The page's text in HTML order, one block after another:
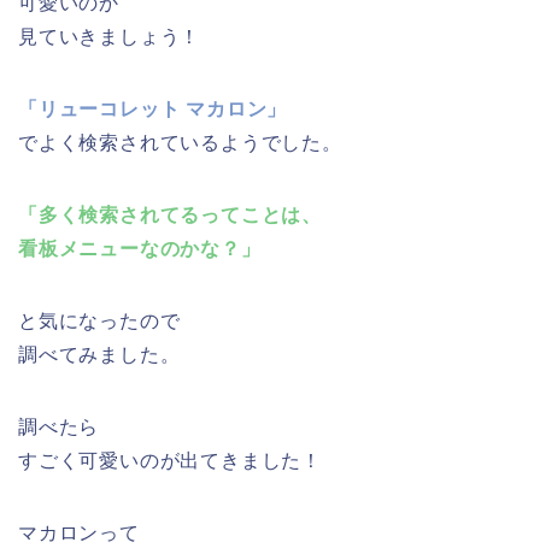
見ていきましょう！
「リューコレット マカロン」
でよく検索されているようでした。
「多く検索されてるってことは、
看板メニューなのかな？」
と気になったので
調べてみました。
調べたら
すごく可愛いのが出てきました！
マカロンって